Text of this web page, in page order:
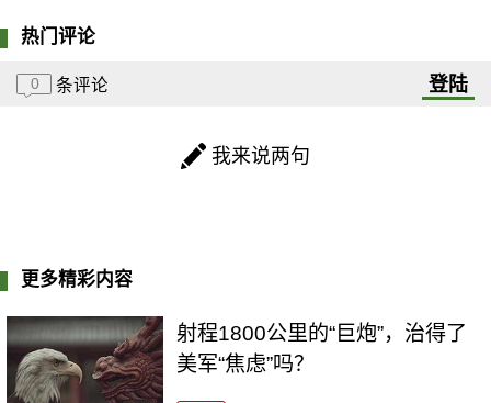
热门评论
0 条评论 登陆
我来说两句
更多精彩内容
射程1800公里的“巨炮”，治得了
美军“焦虑”吗？